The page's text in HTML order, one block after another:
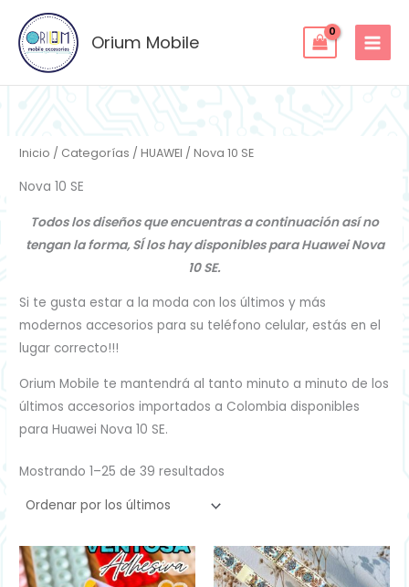
contenido
Orium Mobile
Inicio / Categorías /HUAWEI / Nova 10 SE
Nova 10 SE
Todos los diseños que encuentras a continuación así no
tengan la forma, SÍ los hay disponibles para Huawei Nova
10 SE.
Si te gusta estar a la moda con los últimos y más
modernos accesorios para su teléfono celular, estás en el
lugar correcto!!!
Orium Mobile te mantendrá al tanto minuto a minuto de los
últimos accesorios importados a Colombia disponibles
para Huawei Nova 10 SE.
Mostrando 1–25 de 39 resultados